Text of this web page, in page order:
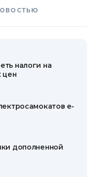
налоги на
цен
e-
дополненной